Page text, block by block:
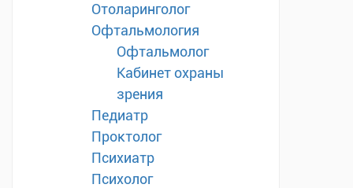
Отоларинголог
Офтальмология
Офтальмолог
Кабинет охраны
зрения
Педиатр
Проктолог
Психиатр
Психолог